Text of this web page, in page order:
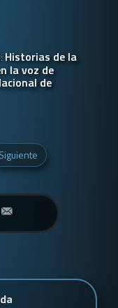
Historias de la
la voz de
de
Siguiente